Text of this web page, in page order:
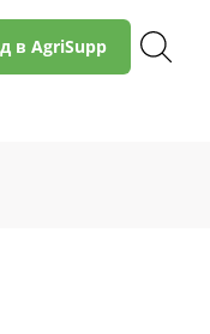
в AgriSupp